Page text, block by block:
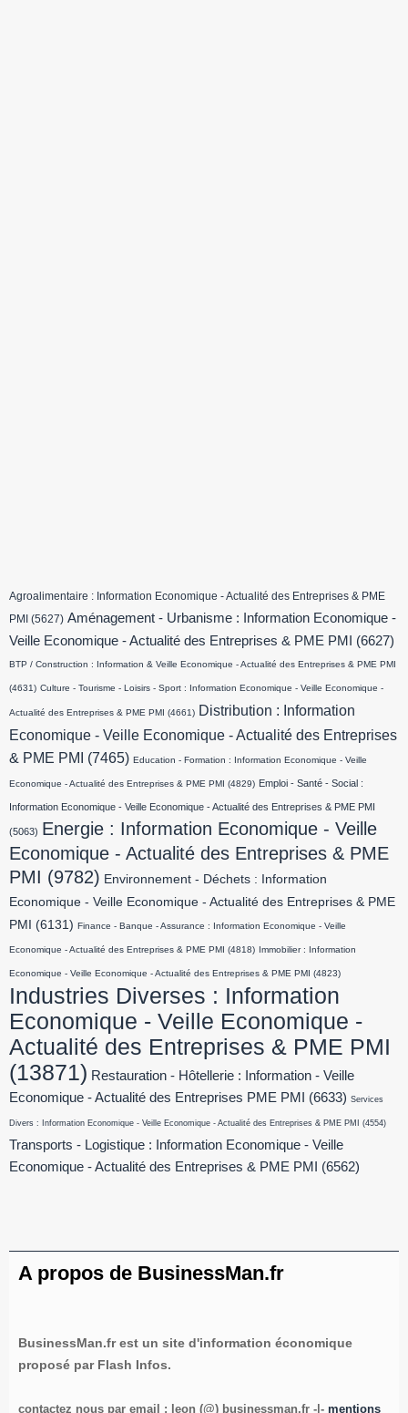
Agroalimentaire : Information Economique - Actualité des Entreprises & PME
PMI (5627) Aménagement - Urbanisme : Information Economique -
Veille Economique - Actualité des Entreprises & PME PMI
(6627)
BTP / Construction : Information & Veille Economique - Actualité des Entreprises & PME PMI
(4631) Culture - Tourisme - Loisirs - Sport : Information Economique - Veille Economique -
Actualité des Entreprises & PME PMI (4661) Distribution : Information
Economique - Veille Economique - Actualité des Entreprises
& PME PMI
(7465) Education - Formation : Information Economique - Veille
Economique - Actualité des Entreprises & PME PMI (4829) Emploi - Santé - Social :
Information Economique - Veille Economique - Actualité des Entreprises & PME PMI
(5063) Energie : Information Economique - Veille
Economique - Actualité des Entreprises & PME
PMI (9782) Environnement - Déchets : Information
Economique - Veille Economique - Actualité des Entreprises & PME
PMI
(6131) Finance - Banque - Assurance : Information Economique - Veille
Economique - Actualité des Entreprises & PME PMI (4818) Immobilier : Information
Economique - Veille Economique - Actualité des Entreprises & PME PMI (4823)
Industries Diverses : Information
Economique - Veille Economique -
Actualité des Entreprises & PME PMI
(13871) Restauration - Hôtellerie : Information - Veille
Economique - Actualité des Entreprises PME PMI
(6633) Services
Divers : Information Economique - Veille Economique - Actualité des Entreprises & PME PMI (4554)
Transports - Logistique : Information Economique - Veille
Economique - Actualité des Entreprises & PME PMI
(6562)
A propos de BusinessMan.fr
BusinessMan.fr est un site d'information économique
proposé par Flash Infos.
contactez nous par email : leon (@) businessman.fr -|- mentions